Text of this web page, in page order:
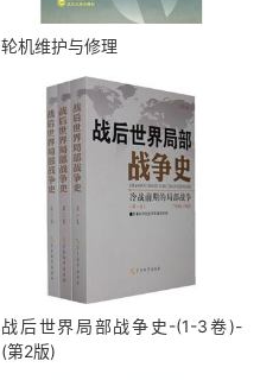
轮机维护与修理
战后世界局部战争史-(1-3卷)-
(第2版)